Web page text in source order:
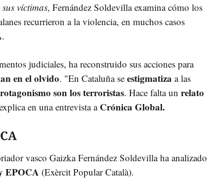
víctimas, Fernández Soldevilla examina cómo los
recurrieron a la violencia, en muchos casos
judiciales, ha reconstruido sus acciones para
en el olvido. "En Cataluña se estigmatiza a las
son los terroristas. Hace falta un relato
en una entrevista a Crónica Global.
vasco Gaizka Fernández Soldevilla ha analizado
EPOCA (Exèrcit Popular Català).